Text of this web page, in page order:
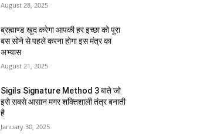
August 28, 2025
ब्रह्माण्ड खुद करेगा आपकी हर इच्छा को पूरा
बस सोने से पहले करना होगा इस मंत्र का
अभ्यास
August 21, 2025
Sigils Signature Method 3 बाते जो
इसे सबसे आसान मगर शक्तिशाली तंत्र बनाती
है
January 30, 2025